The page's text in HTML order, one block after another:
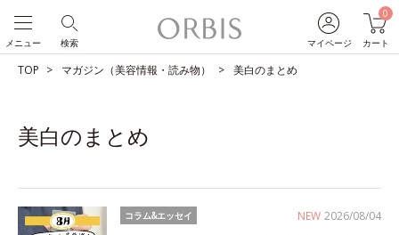
マイページ
0
カート
検索
メニュー
TOP マガジン（美容情報・読み物） 美白のまとめ
美白のまとめ
NEW 2026/08/04
コラム&エッセイ